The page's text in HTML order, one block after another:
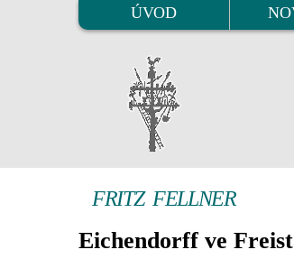
ÚVOD
FRITZ FELLNER
Eichendorff ve